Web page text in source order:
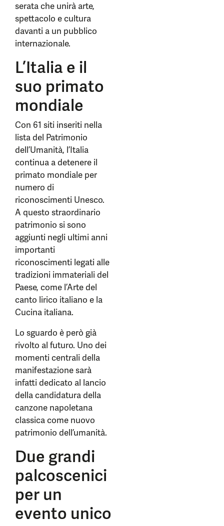
serata che unirà arte,
spettacolo e cultura
davanti a un pubblico
internazionale.
L’Italia e il
suo primato
mondiale
Con 61 siti inseriti nella
lista del Patrimonio
dell’Umanità, l’Italia
continua a detenere il
primato mondiale per
numero di
riconoscimenti Unesco.
A questo straordinario
patrimonio si sono
aggiunti negli ultimi anni
importanti
riconoscimenti legati alle
tradizioni immateriali del
Paese, come l’Arte del
canto lirico italiano e la
Cucina italiana.
Lo sguardo è però già
rivolto al futuro. Uno dei
momenti centrali della
manifestazione sarà
infatti dedicato al lancio
della candidatura della
canzone napoletana
classica come nuovo
patrimonio dell’umanità.
Due grandi
palcoscenici
per un
evento unico